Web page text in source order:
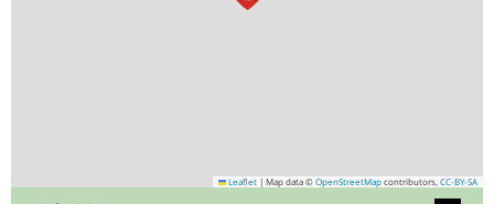
Leaflet | Map data © OpenStreetMap contributors, CC-BY-SA